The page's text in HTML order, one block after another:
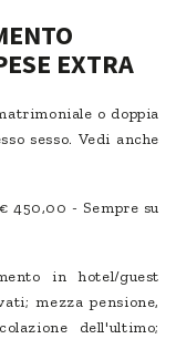
EXTRA
o doppia
sesso. Vedi anche
€ 450,00 - Sempre su
in hotel/guest
mezza pensione,
dell'ultimo;